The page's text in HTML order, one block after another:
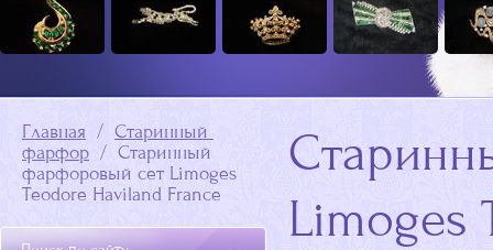
Главная
  /
Старинный
фарфор
  /  Старинный
фарфоровый сет Limoges
Teodore Haviland France
Limoges